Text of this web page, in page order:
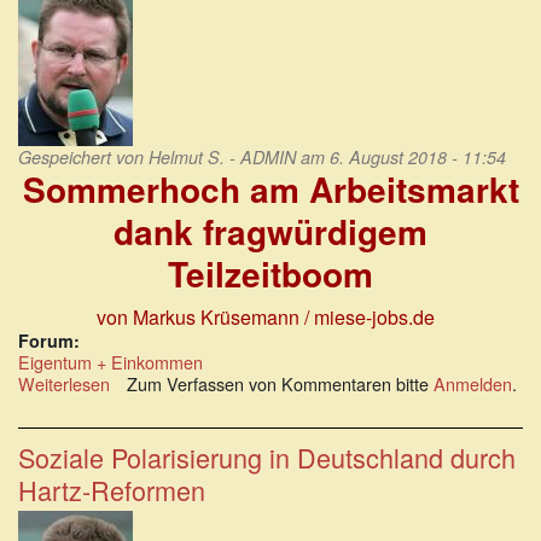
Gespeichert von Helmut S. - ADMINam 6. August 2018 - 11:54
Sommerhoch am Arbeitsmarkt
dank fragwürdigem
Teilzeitboom
von Markus Krüsemann / miese-jobs.de
Forum:
Eigentum + Einkommen
Weiterlesen über
am
Arbeitsmarkt
dank
fragwürdigem
Teilzeitboom
Zum Verfassen von Kommentaren bitteAnmelden.
Soziale Polarisierung in Deutschland durch
Hartz-Reformen